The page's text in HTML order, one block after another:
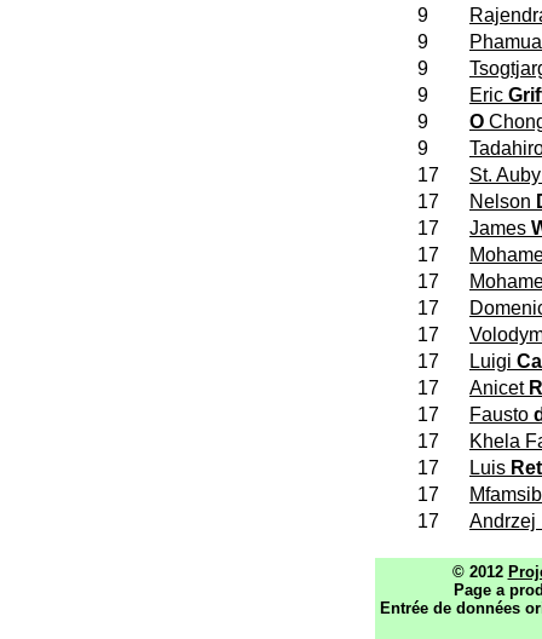
9
9
9
9
Eric
9
O
9
17
St.
17
Nelson
17
James
17
17
17
17
17
Luigi
17
Anicet
17
Fausto
17
Khela
17
Luis
17
17
Andrzej
© 2012
Page a
Entrée de données